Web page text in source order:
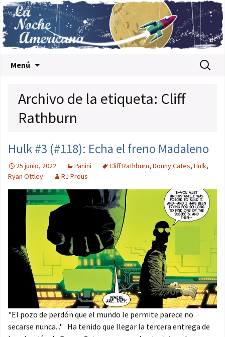
Menú Buscar:
Archivo de la etiqueta: Cliff
Rathburn
Hulk #3 (#118): Echa el freno Madaleno
25 junio, 2022 Panini Cliff Rathburn, Donny Cates, Hulk,
Ryan Ottley
RJ Prous
"El pozo de perdón que el mundo le permite parece no
secarse nunca..." Ha tenido que llegar la tercera entrega de